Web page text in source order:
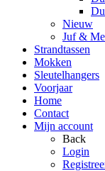
Nieuw
Juf &
Strandtassen
Mokken
Sleutelhangers
Voorjaar
Home
Contact
Mijn account
Back
Login